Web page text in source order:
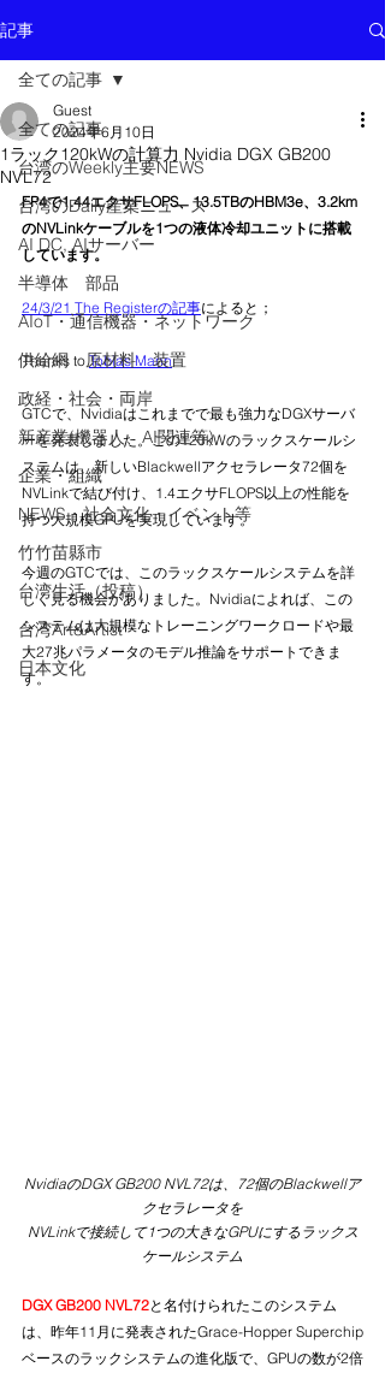
記事
全ての記事
台湾のWeekly主要NEWS
台湾のDaily産業ニュース
AI DC, AIサーバー
半導体 部品
AIoT・通信機器・ネットワーク
供給網 原材料 装置
政経・社会・両岸
新産業(機器人、AI関連等)
企業・組織
NEWS・社会文化・イベント等
竹竹苗縣市
台湾生活（投稿）
台湾Art&Artist
日本文化
全ての記事
1ラック120kWの計算力 Nvidia DGX GB200
NVL72
Guest
2024年6月10日
FP4で1.44エクサFLOPS、13.5TBのHBM3e、3.2km
のNVLinkケーブルを1つの液体冷却ユニットに搭載
しています。
24/3/21 The Registerの記事によると；
Thanks to Tobias Mann
GTCで、Nvidiaはこれまでで最も強力なDGXサーバ
ーを発表しました。この120kWのラックスケールシ
ステムは、新しいBlackwellアクセラレータ72個を
NVLinkで結び付け、1.4エクサFLOPS以上の性能を
持つ大規模GPUを実現しています。
今週のGTCでは、このラックスケールシステムを詳
しく見る機会がありました。Nvidiaによれば、この
システムは大規模なトレーニングワークロードや最
大27兆パラメータのモデル推論をサポートできま
す。
NvidiaのDGX GB200 NVL72は、72個のBlackwellア
クセラレータを
NVLinkで接続して1つの大きなGPUにするラックス
ケールシステム
DGX GB200 NVL72と名付けられたこのシステム
は、昨年11月に発表されたGrace-Hopper Superchip
ベースのラックシステムの進化版で、GPUの数が2倍